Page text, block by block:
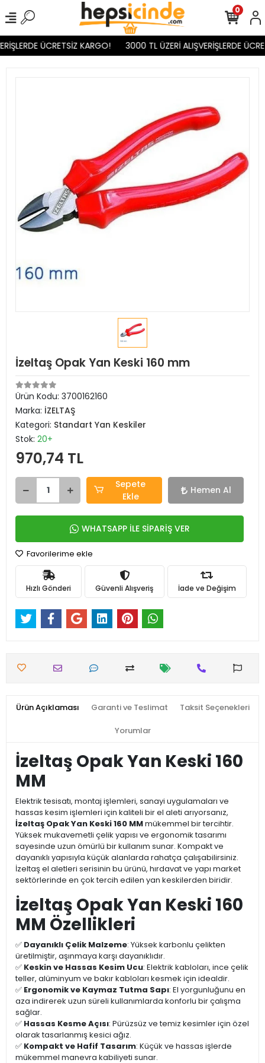
ÜCRETSİZ KARGO! 3000 TL ÜZERİ ALIŞVERİŞLERDE
0
İzeltaş Opak Yan Keski 160 mm
Ürün Kodu: 3700162160
Marka: İZELTAŞ
Kategori: Standart Yan Keskiler
Stok: 20+
970,74 TL
Sepete
Ekle
Hemen Al
WHATSAPP İLE SİPARİŞ VER
Favorilerime ekle
Hızlı Gönderi Güvenli Alışveriş İade ve Değişim
Ürün Açıklaması Garanti ve Teslimat Taksit Seçenekleri
Yorumlar
İzeltaş Opak Yan Keski 160
MM
Elektrik tesisatı, montaj işlemleri, sanayi uygulamaları ve
hassas kesim işlemleri için kaliteli bir el aleti arıyorsanız,
İzeltaş Opak Yan Keski 160 MMmükemmel bir tercihtir.
Yüksek mukavemetli çelik yapısı ve ergonomik tasarımı
sayesinde uzun ömürlü bir kullanım sunar. Kompakt ve
dayanıklı yapısıyla küçük alanlarda rahatça çalışabilirsiniz.
İzeltaş el aletleri serisinin bu ürünü, hırdavat ve yapı market
sektörlerinde en çok tercih edilen yan keskilerden biridir.
İzeltaş Opak Yan Keski 160
MM Özellikleri
✅ Dayanıklı Çelik Malzeme: Yüksek karbonlu çelikten
üretilmiştir, aşınmaya karşı dayanıklıdır.
✅ Keskin ve Hassas Kesim Ucu: Elektrik kabloları, ince çelik
teller, alüminyum ve bakır kabloları kesmek için idealdir.
✅ Ergonomik ve Kaymaz Tutma Sapı: El yorgunluğunu en
aza indirerek uzun süreli kullanımlarda konforlu bir çalışma
sağlar.
✅ Hassas Kesme Açısı: Pürüzsüz ve temiz kesimler için özel
olarak tasarlanmış kesici ağız.
✅ Kompakt ve Hafif Tasarım: Küçük ve hassas işlerde
mükemmel manevra kabiliyeti sunar.